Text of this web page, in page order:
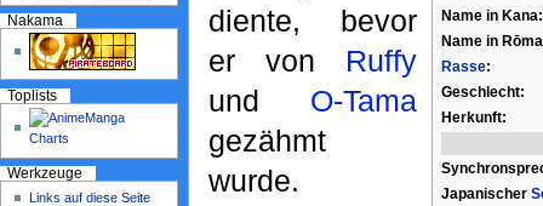
Name in Kana:
Name in
Rasse:
Geschlecht:
Herkunft:
Japanischer
diente, bevor
er von Ruffy
und O-Tama
gezähmt
wurde.
Nakama
Toplists
Werkzeuge
Links auf diese Seite